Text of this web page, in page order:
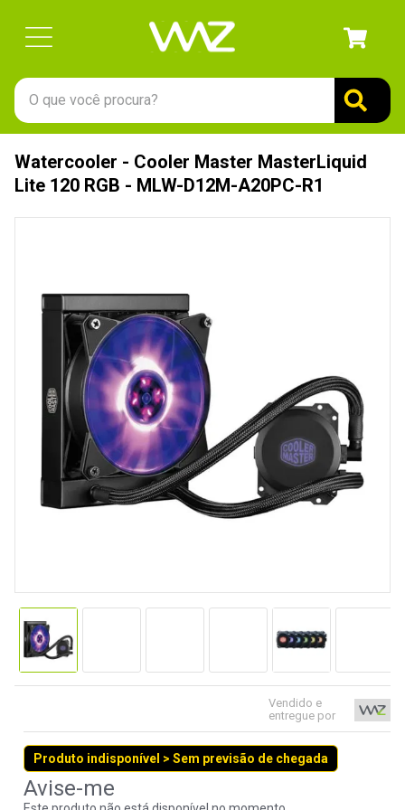
O que você procura?
Watercooler - Cooler Master MasterLiquid
Lite 120 RGB - MLW-D12M-A20PC-R1
Vendido e
entregue por
Produto indisponível > Sem previsão de chegada
1º
gabinete
5º
6º
mouse
º
jonsbo
8º
controle
9º
noctua
10º fractal